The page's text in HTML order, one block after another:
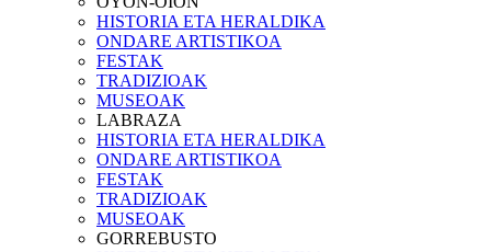
HISTORIA ETA HERALDIKA
ONDARE ARTISTIKOA
FESTAK
TRADIZIOAK
MUSEOAK
LABRAZA
HISTORIA ETA HERALDIKA
ONDARE ARTISTIKOA
FESTAK
TRADIZIOAK
MUSEOAK
GORREBUSTO